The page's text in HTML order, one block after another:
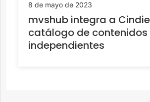
8 de mayo de 2023
mvshub integra a
catálogo de contenidos
independientes